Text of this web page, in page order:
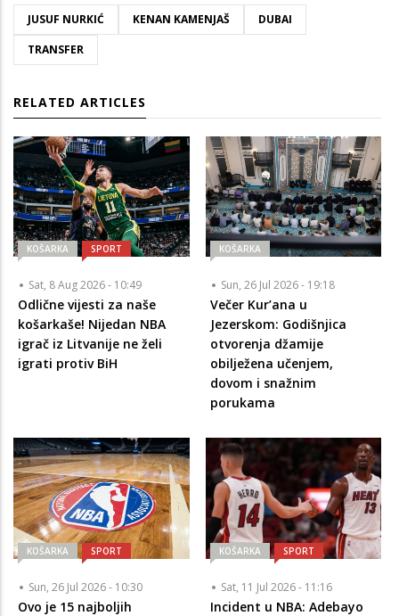
JUSUF NURKIĆ KENAN KAMENJAŠ
DUBAI
TRANSFER
RELATED ARTICLES
KOŠARKA SPORT
Sat, 8 Aug 2026 - 10:49
Odlične vijesti za naše
košarkaše! Nijedan NBA
igrač iz Litvanije ne želi
igrati protiv BiH
KOŠARKA
Sun, 26 Jul 2026 - 19:18
Večer Kur’ana u
Jezerskom: Godišnjica
otvorenja džamije
obilježena učenjem,
dovom i snažnim
porukama
KOŠARKA SPORT
Sun, 26 Jul 2026 - 10:30
Ovo je 15 najboljih
KOŠARKA SPORT
Sat, 11 Jul 2026 - 11:16
Incident u NBA: Adebayo